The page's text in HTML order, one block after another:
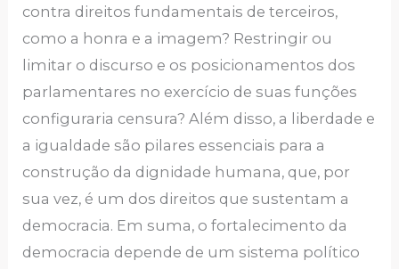
contra direitos fundamentais de terceiros,
como a honra e a imagem? Restringir ou
limitar o discurso e os posicionamentos dos
parlamentares no exercício de suas funções
configuraria censura? Além disso, a liberdade e
a igualdade são pilares essenciais para a
construção da dignidade humana, que, por
sua vez, é um dos direitos que sustentam a
democracia. Em suma, o fortalecimento da
democracia depende de um sistema político